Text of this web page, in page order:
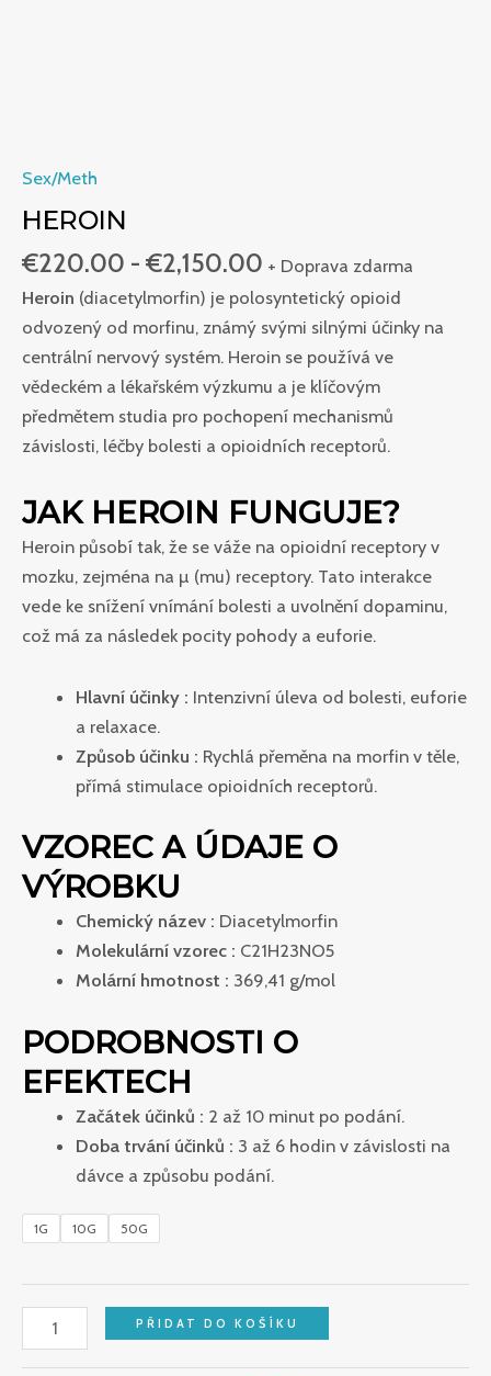
Sex/Meth
HEROIN
€220.00 - €2,150.00 + Doprava zdarma
Heroin (diacetylmorfin) je polosyntetický opioid
odvozený od morfinu, známý svými silnými účinky na
centrální nervový systém. Heroin se používá ve
vědeckém a lékařském výzkumu a je klíčovým
předmětem studia pro pochopení mechanismů
závislosti, léčby bolesti a opioidních receptorů.
JAK HEROIN FUNGUJE?
Heroin působí tak, že se váže na opioidní receptory v
mozku, zejména na µ (mu) receptory. Tato interakce
vede ke snížení vnímání bolesti a uvolnění dopaminu,
což má za následek pocity pohody a euforie.
Hlavní účinky : Intenzivní úleva od bolesti, euforie
a relaxace.
Způsob účinku : Rychlá přeměna na morfin v těle,
přímá stimulace opioidních receptorů.
VZOREC A ÚDAJE O
VÝROBKU
Chemický název : Diacetylmorfin
Molekulární vzorec : C21H23NO5
Molární hmotnost : 369,41 g/mol
PODROBNOSTI O
EFEKTECH
Začátek účinků : 2 až 10 minut po podání.
Doba trvání účinků : 3 až 6 hodin v závislosti na
dávce a způsobu podání.
1G 10G 50G
PŘIDAT DO KOŠÍKU